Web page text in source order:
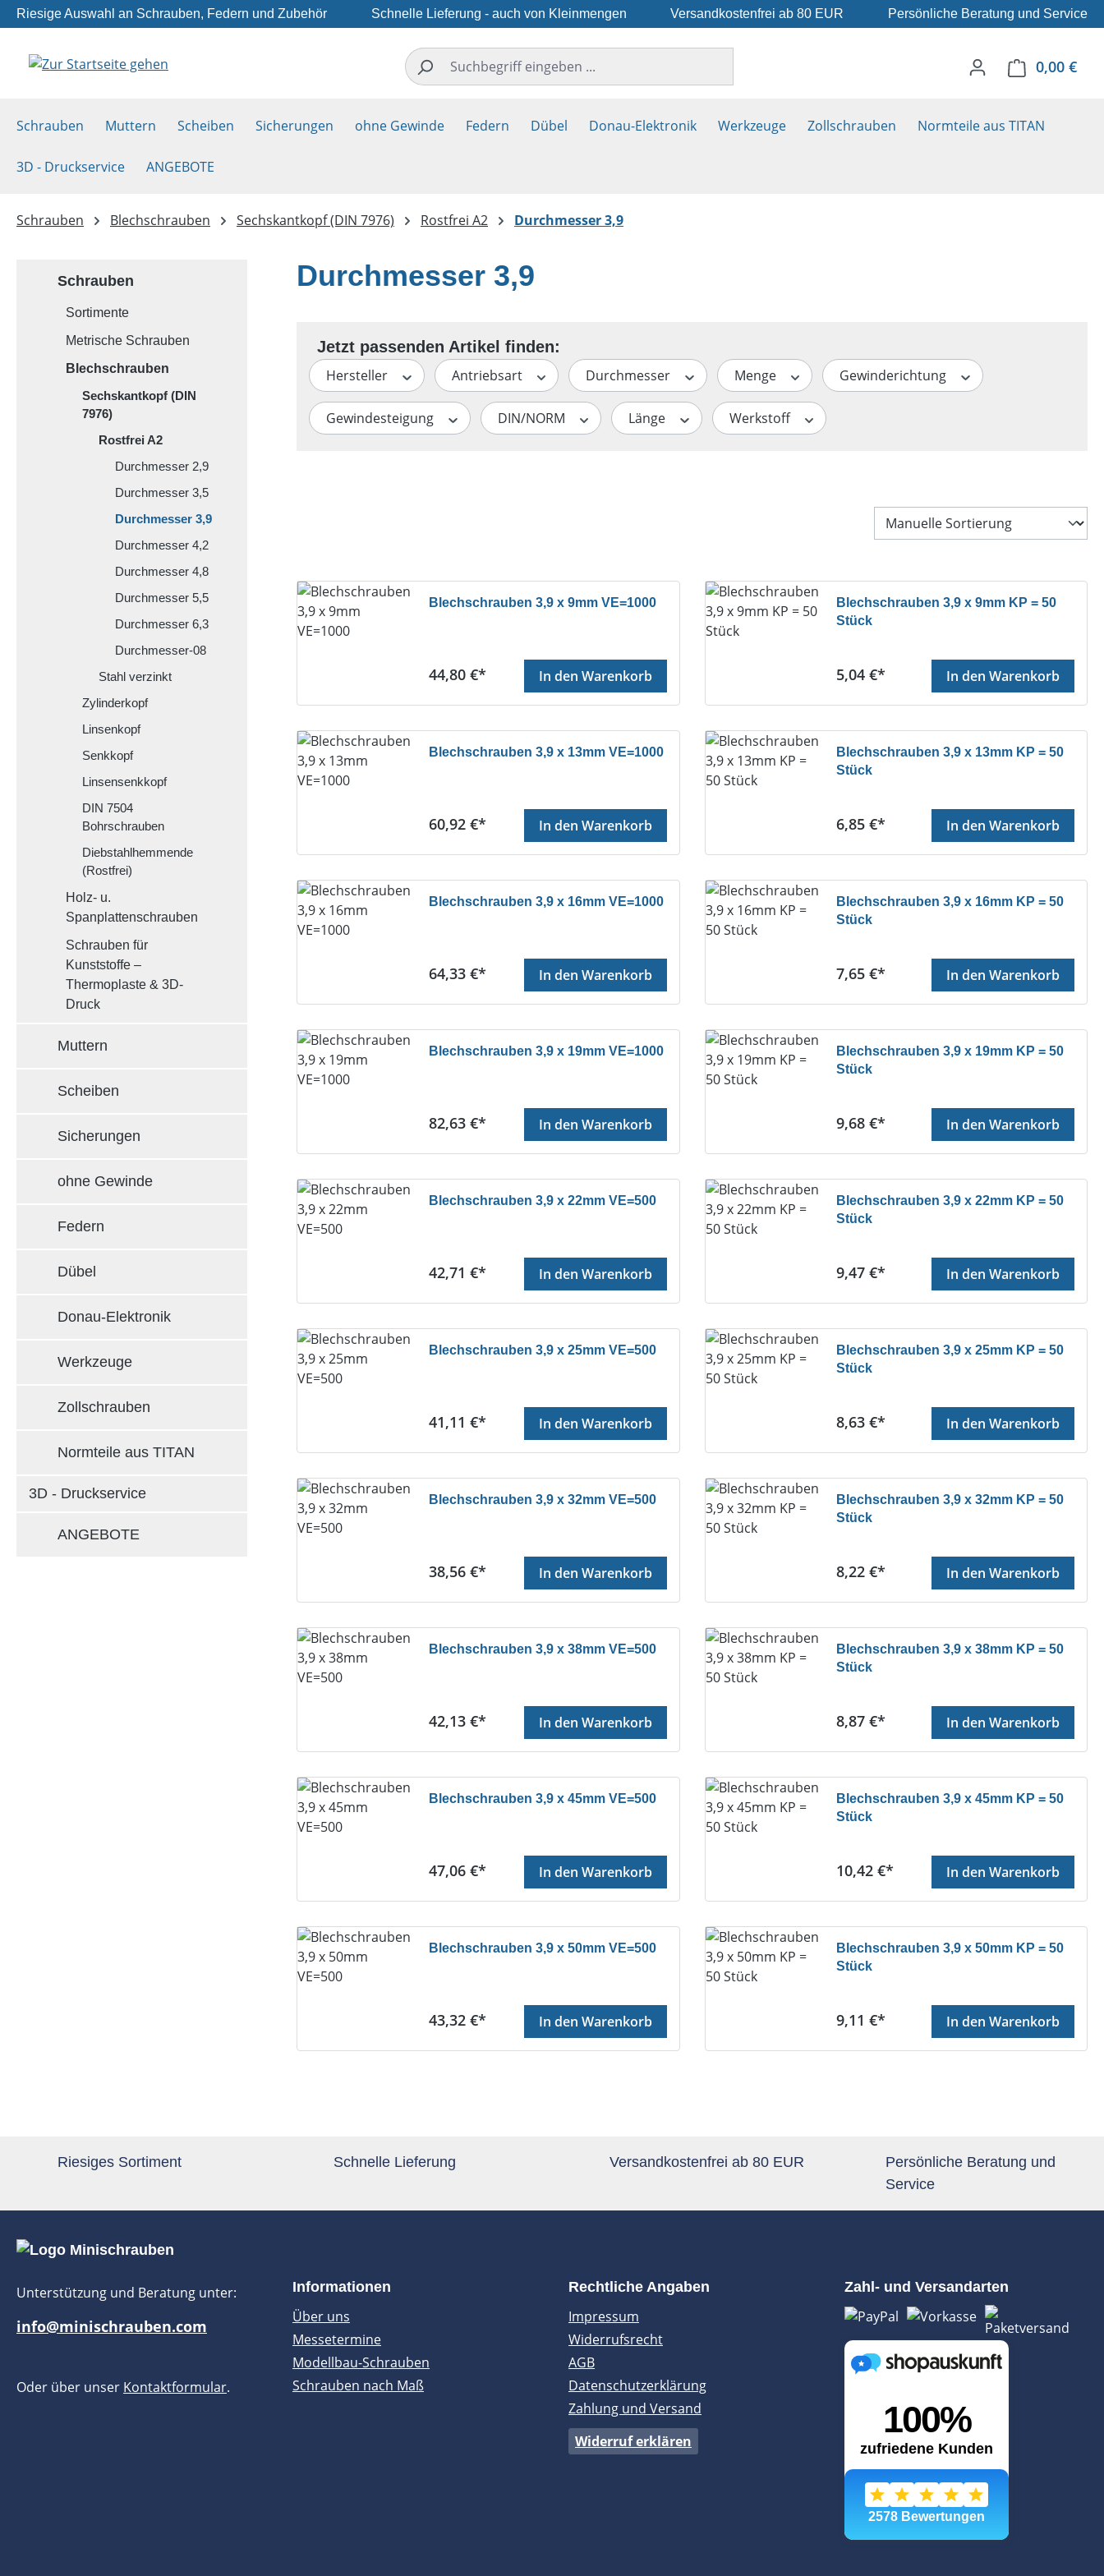
Hauptinhalt springen
Zur Suche springen
Zur Hauptnavigation springen
Riesige Auswahl an Schrauben, Federn und Zubehör Schnelle Lieferung - auch von Kleinmengen Versandkostenfrei ab 80 EUR Persönliche Beratung und Service
0,00 €
Schrauben Muttern Scheiben Sicherungen ohne Gewinde Federn Dübel Donau-Elektronik Werkzeuge Zollschrauben Normteile aus TITAN
3D - Druckservice ANGEBOTE
Schrauben Blechschrauben Sechskantkopf (DIN 7976) Rostfrei A2 Durchmesser 3,9
Schrauben
Sortimente
Metrische Schrauben
Blechschrauben
Sechskantkopf (DIN
7976)
Rostfrei A2
Durchmesser 2,9
Durchmesser 3,5
Durchmesser 3,9
Durchmesser 4,2
Durchmesser 4,8
Durchmesser 5,5
Durchmesser 6,3
Durchmesser-08
Stahl verzinkt
Zylinderkopf
Linsenkopf
Senkkopf
Linsensenkkopf
DIN 7504
Bohrschrauben
Diebstahlhemmende
(Rostfrei)
Holz- u.
Spanplattenschrauben
Schrauben für
Kunststoffe –
Thermoplaste & 3D-
Druck
Muttern
Scheiben
Sicherungen
ohne Gewinde
Federn
Dübel
Donau-Elektronik
Werkzeuge
Zollschrauben
Normteile aus TITAN
3D - Druckservice
ANGEBOTE
Durchmesser 3,9
Hersteller Antriebsart Durchmesser Menge Gewinderichtung
Gewindesteigung DIN/NORM Länge Werkstoff
Blechschrauben 3,9 x 9mm VE=1000
Regulärer Preis:
44,80 €* In den Warenkorb
Blechschrauben 3,9 x 9mm KP = 50
Stück
Regulärer Preis:
5,04 €* In den Warenkorb
Blechschrauben 3,9 x 13mm VE=1000
Regulärer Preis:
60,92 €* In den Warenkorb
Blechschrauben 3,9 x 13mm KP = 50
Stück
Regulärer Preis:
6,85 €* In den Warenkorb
Blechschrauben 3,9 x 16mm VE=1000
Regulärer Preis:
64,33 €* In den Warenkorb
Blechschrauben 3,9 x 16mm KP = 50
Stück
Regulärer Preis:
7,65 €* In den Warenkorb
Blechschrauben 3,9 x 19mm VE=1000
Regulärer Preis:
82,63 €* In den Warenkorb
Blechschrauben 3,9 x 19mm KP = 50
Stück
Regulärer Preis:
9,68 €* In den Warenkorb
Blechschrauben 3,9 x 22mm VE=500
Regulärer Preis:
42,71 €* In den Warenkorb
Blechschrauben 3,9 x 22mm KP = 50
Stück
Regulärer Preis:
9,47 €* In den Warenkorb
Blechschrauben 3,9 x 25mm VE=500
Regulärer Preis:
41,11 €* In den Warenkorb
Blechschrauben 3,9 x 25mm KP = 50
Stück
Regulärer Preis:
8,63 €* In den Warenkorb
Blechschrauben 3,9 x 32mm VE=500
Regulärer Preis:
38,56 €* In den Warenkorb
Blechschrauben 3,9 x 32mm KP = 50
Stück
Regulärer Preis:
8,22 €* In den Warenkorb
Blechschrauben 3,9 x 38mm VE=500
Regulärer Preis:
42,13 €* In den Warenkorb
Blechschrauben 3,9 x 38mm KP = 50
Stück
Regulärer Preis:
8,87 €* In den Warenkorb
Blechschrauben 3,9 x 45mm VE=500
Regulärer Preis:
47,06 €* In den Warenkorb
Blechschrauben 3,9 x 45mm KP = 50
Stück
Regulärer Preis:
10,42 €* In den Warenkorb
Blechschrauben 3,9 x 50mm VE=500
Regulärer Preis:
43,32 €* In den Warenkorb
Blechschrauben 3,9 x 50mm KP = 50
Stück
Regulärer Preis:
9,11 €* In den Warenkorb
Riesiges Sortiment Schnelle Lieferung Versandkostenfrei ab 80 EUR
Persönliche Beratung und
Service
Unterstützung und Beratung unter:
info@minischrauben.com
Oder über unser Kontaktformular.
Informationen
Über uns
Messetermine
Modellbau-Schrauben
Schrauben nach Maß
Rechtliche Angaben
Impressum
Widerrufsrecht
AGB
Datenschutzerklärung
Zahlung und Versand
Widerruf erklären
Zahl- und Versandarten